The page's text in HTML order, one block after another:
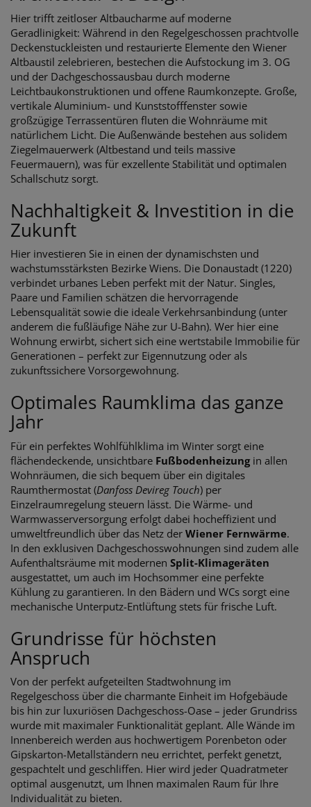
Hier trifft zeitloser Altbaucharme auf moderne
Geradlinigkeit: Während in den Regelgeschossen prachtvolle
Deckenstuckleisten und restaurierte Elemente den Wiener
Altbaustil zelebrieren, bestechen die Aufstockung im 3. OG
und der Dachgeschossausbau durch moderne
Leichtbaukonstruktionen und offene Raumkonzepte. Große,
vertikale Aluminium- und Kunststofffenster sowie
großzügige Terrassentüren fluten die Wohnräume mit
natürlichem Licht. Die Außenwände bestehen aus solidem
Ziegelmauerwerk (Altbestand und teils massive
Feuermauern), was für exzellente Stabilität und optimalen
Schallschutz sorgt.
Nachhaltigkeit & Investition in die
Zukunft
Hier investieren Sie in einen der dynamischsten und
wachstumsstärksten Bezirke Wiens. Die Donaustadt (1220)
verbindet urbanes Leben perfekt mit der Natur. Singles,
Paare und Familien schätzen die hervorragende
Lebensqualität sowie die ideale Verkehrsanbindung (unter
anderem die fußläufige Nähe zur U-Bahn). Wer hier eine
Wohnung erwirbt, sichert sich eine wertstabile Immobilie für
Generationen – perfekt zur Eigennutzung oder als
zukunftssichere Vorsorgewohnung.
Optimales Raumklima das ganze
Jahr
Für ein perfektes Wohlfühlklima im Winter sorgt eine
flächendeckende, unsichtbare Fußbodenheizungin allen
Wohnräumen, die sich bequem über ein digitales
Raumthermostat (Danfoss Devireg Touch) per
Einzelraumregelung steuern lässt. Die Wärme- und
Warmwasserversorgung erfolgt dabei hocheffizient und
umweltfreundlich über das Netz der Wiener Fernwärme.
In den exklusiven Dachgeschosswohnungen sind zudem alle
Aufenthaltsräume mit modernen Split-Klimageräten
ausgestattet, um auch im Hochsommer eine perfekte
Kühlung zu garantieren. In den Bädern und WCs sorgt eine
mechanische Unterputz-Entlüftung stets für frische Luft.
Grundrisse für höchsten
Anspruch
Von der perfekt aufgeteilten Stadtwohnung im
Regelgeschoss über die charmante Einheit im Hofgebäude
bis hin zur luxuriösen Dachgeschoss-Oase – jeder Grundriss
wurde mit maximaler Funktionalität geplant. Alle Wände im
Innenbereich werden aus hochwertigem Porenbeton oder
Gipskarton-Metallständern neu errichtet, perfekt genetzt,
gespachtelt und geschliffen. Hier wird jeder Quadratmeter
optimal ausgenutzt, um Ihnen maximalen Raum für Ihre
Individualität zu bieten.